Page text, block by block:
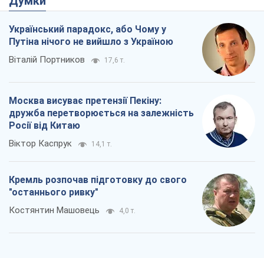
Український парадокс, або Чому у
Путіна нічого не вийшло з Україною
Віталій Портников 17,6 т.
Москва висуває претензії Пекіну:
дружба перетворюється на залежність
Росії від Китаю
Віктор Каспрук 14,1 т.
Кремль розпочав підготовку до свого
"останнього ривку"
Костянтин Машовець 4,0 т.